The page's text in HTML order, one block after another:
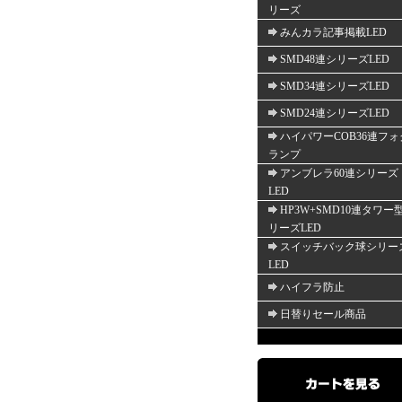
リーズ
みんカラ記事掲載LED
SMD48連シリーズLED
SMD34連シリーズLED
SMD24連シリーズLED
ハイパワーCOB36連フォ
ランプ
アンブレラ60連シリーズ
LED
HP3W+SMD10連タワー
リーズLED
スイッチバック球シリー
LED
ハイフラ防止
日替りセール商品